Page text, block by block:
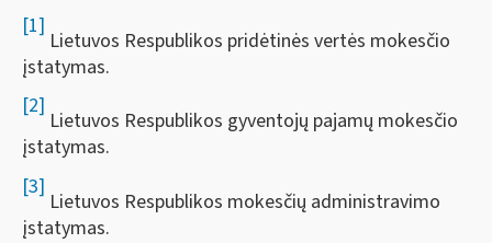
[1]
Lietuvos Respublikos pridėtinės vertės mokesčio
įstatymas.
[2]
Lietuvos Respublikos gyventojų pajamų mokesčio
įstatymas.
[3]
Lietuvos Respublikos mokesčių administravimo
įstatymas.